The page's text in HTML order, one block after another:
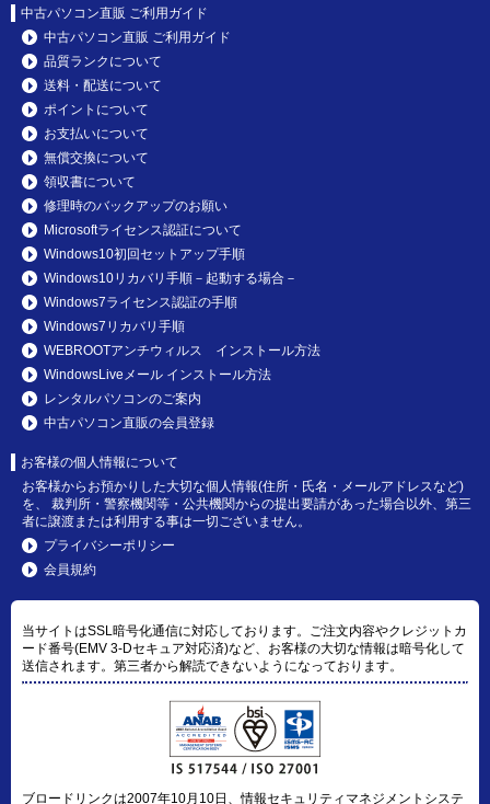
中古パソコン直販 ご利用ガイド
中古パソコン直販 ご利用ガイド
品質ランクについて
送料・配送について
ポイントについて
お支払いについて
無償交換について
領収書について
修理時のバックアップのお願い
Microsoftライセンス認証について
Windows10初回セットアップ手順
Windows10リカバリ手順－起動する場合－
Windows7ライセンス認証の手順
Windows7リカバリ手順
WEBROOTアンチウィルス インストール方法
WindowsLiveメール インストール方法
レンタルパソコンのご案内
中古パソコン直販の会員登録
お客様の個人情報について
お客様からお預かりした大切な個人情報(住所・氏名・メールアドレスなど)
を、 裁判所・警察機関等・公共機関からの提出要請があった場合以外、第三
者に譲渡または利用する事は一切ございません。
プライバシーポリシー
会員規約
当サイトはSSL暗号化通信に対応しております。ご注文内容やクレジットカ
ード番号(EMV 3-Dセキュア対応済)など、お客様の大切な情報は暗号化して
送信されます。第三者から解読できないようになっております。
ブロードリンクは2007年10月10日、情報セキュリティマネジメントシステ